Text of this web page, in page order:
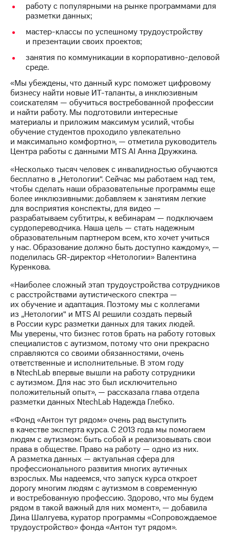
Рынок
акций
Описание
Программа
приобретения
Порядок
акций
Дивиденды
Рынок
облигаций
Описание
Еврооблигации-2023
Уведомление
погашении
именных
облигаций
Другое
Регистратор
Реквизиты
Контакты
развитие
деловая этика
На главную
работу с популярными на рынке программами для
разметки данных;
мастер-классы по успешному трудоустройству
и презентации своих проектов;
занятия по коммуникации в корпоративно-деловой
среде.
«Мы убеждены, что данный курс поможет цифровому
бизнесу найти новые ИТ-таланты, а инклюзивным
соискателям — обучиться востребованной профессии
и найти работу. Мы подготовили интересные
материалы и приложим максимум усилий, чтобы
обучение студентов проходило увлекательно
и максимально комфортно», — отметила руководитель
Центра работы с данными MTS AI Анна Дружкина.
«Несколько тысяч человек с инвалидностью обучаются
бесплатно в „Нетологии“. Сейчас мы работаем над тем,
чтобы сделать наши образовательные программы еще
более инклюзивными: добавляем к занятиям легкие
для восприятия конспекты, для видео —
разрабатываем субтитры, к вебинарам — подключаем
сурдопереводчика. Наша цель — стать надежным
образовательным партнером всем, кто хочет учиться
у нас. Образование должно быть доступно каждому», —
поделилась GR-директор «Нетологии» Валентина
Куренкова.
«Наиболее сложный этап трудоустройства сотрудников
с расстройствами аутистического спектра —
их обучение и адаптация. Поэтому мы с коллегами
из „Нетологии“ и MTS AI решили создать первый
в России курс разметки данных для таких людей.
Мы уверены, что бизнес готов брать на работу готовых
специалистов с аутизмом, потому что они прекрасно
справляются со своими обязанностями, очень
ответственные и исполнительные. В этом году
в NtechLab впервые вышли на работу сотрудники
с аутизмом. Для нас это был исключительно
положительный опыт», — рассказала глава отдела
разметки данных NtechLab Надежда Глебко.
«Фонд «Антон тут рядом» очень рад выступить
в качестве эксперта курса. С 2013 года мы помогаем
людям с аутизмом: быть собой и реализовывать свои
права в обществе. Право на работу — одно из них.
А разметка данных — актуальная сфера для
профессионального развития многих аутичных
взрослых. Мы надеемся, что запуск курса откроет
дорогу многим людям с аутизмом в современную
и востребованную профессию. Здорово, что мы будем
рядом в такой важный для них момент», — добавила
Дина Шалгуева, куратор программы «Сопровождаемое
трудоустройство» фонда «Антон тут рядом».